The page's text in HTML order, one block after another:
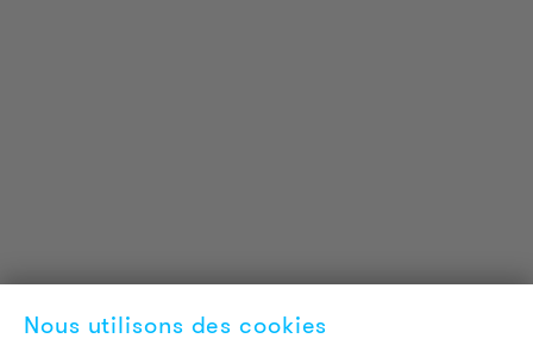
Offres d'emploi
Nous utilisons des cookies